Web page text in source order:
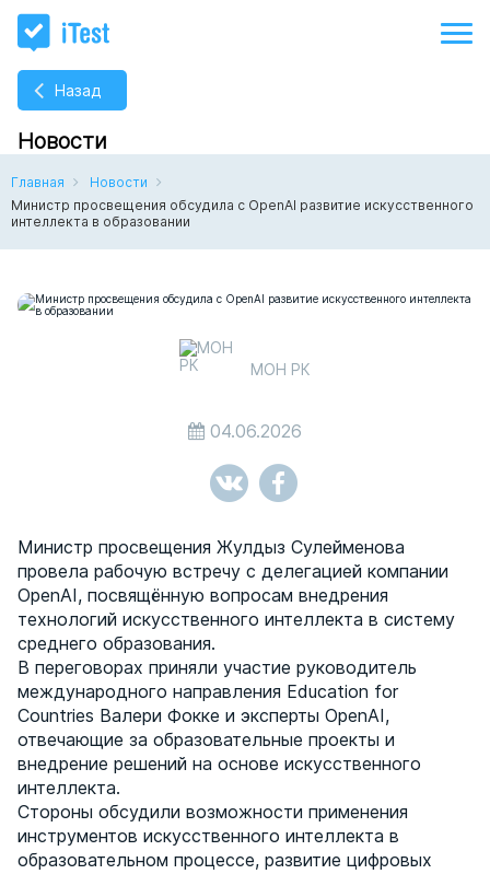
Назад
Новости
Главная
Новости
Министр просвещения обсудила с OpenAI развитие искусственного
интеллекта в образовании
МОН РК
04.06.2026
Министр просвещения Жулдыз Сулейменова
провела рабочую встречу с делегацией компании
OpenAI, посвящённую вопросам внедрения
технологий искусственного интеллекта в систему
среднего образования.
В переговорах приняли участие руководитель
международного направления Education for
Countries Валери Фокке и эксперты OpenAI,
отвечающие за образовательные проекты и
внедрение решений на основе искусственного
интеллекта.
Стороны обсудили возможности применения
инструментов искусственного интеллекта в
образовательном процессе, развитие цифровых